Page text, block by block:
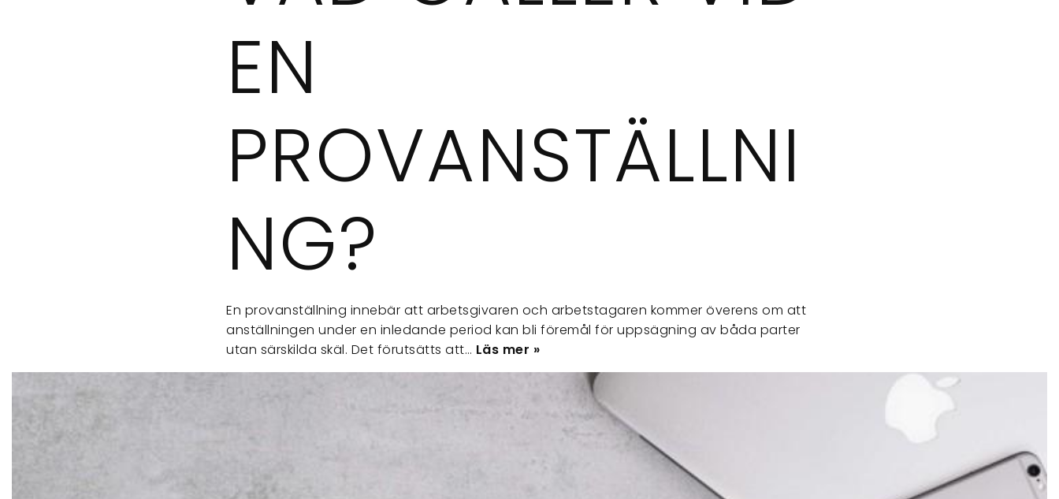
EN
PROVANSTÄLLNI
NG?
En provanställning innebär att arbetsgivaren och arbetstagaren kommer överens om att
anställningen under en inledande period kan bli föremål för uppsägning av båda parter
utan särskilda skäl. Det förutsätts att… Läs mer »